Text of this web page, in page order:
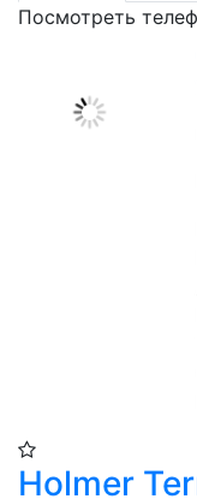
Посмотреть
Holmer